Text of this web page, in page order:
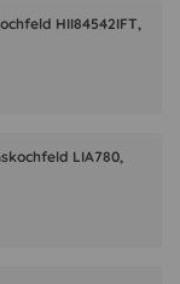
HII84542IFT,
LIA780,